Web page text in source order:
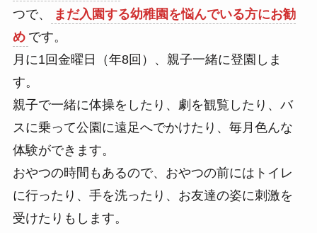
つで、
まだ入園する幼稚園を悩んでいる方にお勧
め です。
月に1回金曜日（年8回）、親子一緒に登園しま
す。
親子で一緒に体操をしたり、劇を観覧したり、バ
スに乗って公園に遠足へでかけたり、毎月色んな
体験ができます。
おやつの時間もあるので、おやつの前にはトイレ
に行ったり、手を洗ったり、お友達の姿に刺激を
受けたりもします。